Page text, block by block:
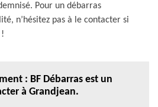
Pour un débarras
n’hésitez pas à le contacter si
: BF Débarras est un
à Grandjean.